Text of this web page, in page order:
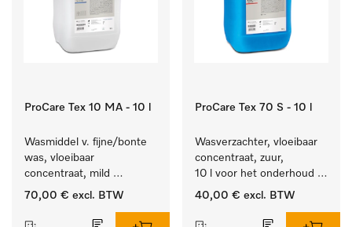
ProCare Tex 10 MA - 10 l
Wasmiddel v. fijne/bonte
was, vloeibaar
concentraat, mild
alkalisch, 10 l voor het
en gevoelig textiel.
70,00 € excl. BTW
ProCare Tex 70 S - 10 l
Wasverzachter, vloeibaar
concentraat, zuur,
10 l voor het onderhoud
van vezels zodat het
40,00 € excl. BTW